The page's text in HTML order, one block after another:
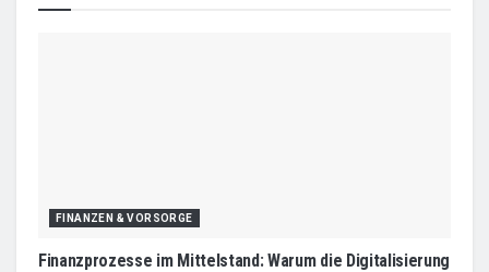
FINANZEN & VORSORGE
Finanzprozesse im Mittelstand: Warum die Digitalisierung